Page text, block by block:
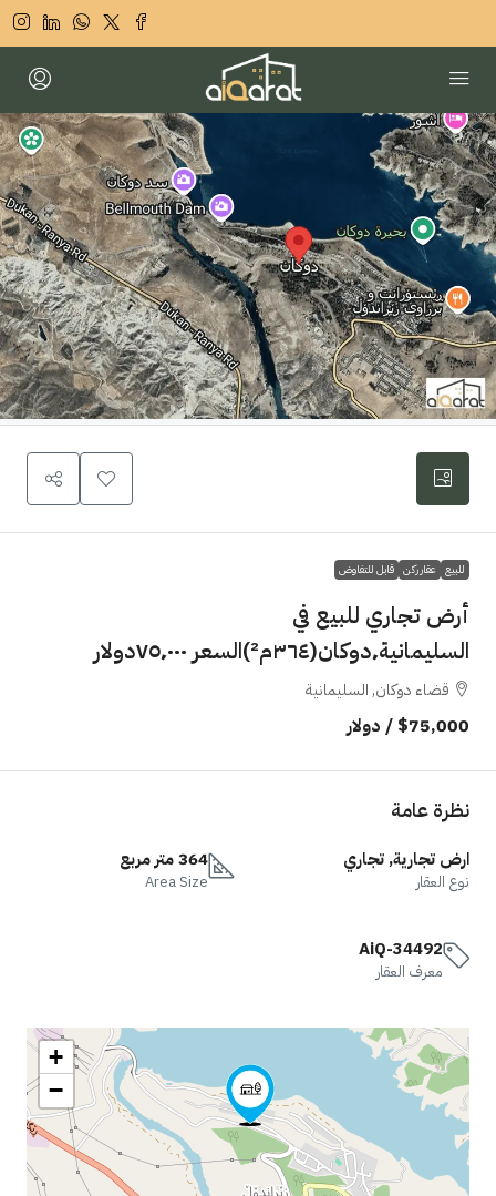
للبيع عقار ركن قابل للتفاوض
أرض تجاري للبيع في
السليمانية٬دوكان(٣٦٤م²)السعر ٧٥٬٠٠٠دولار
قضاء دوكان, السليمانية
$75,000 / دولار
نظرة عامة
ارض تجارية, تجاري
نوع العقار
364 متر مربع
Area Size
AiQ-34492
معرف العقار
+
−